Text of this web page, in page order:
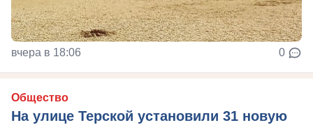
вчера в 18:06 0
Общество
На улице Терской установили 31 новую